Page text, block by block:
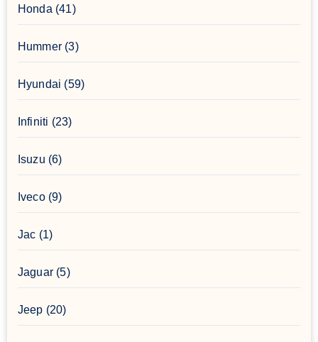
Honda (41)
Hummer(3)
Hyundai (59)
Infiniti (23)
Isuzu (6)
Iveco(9)
Jac (1)
Jaguar(5)
Jeep (20)